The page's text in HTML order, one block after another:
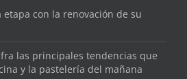
etapa con la renovación de su
las principales tendencias que
y la pastelería del mañana